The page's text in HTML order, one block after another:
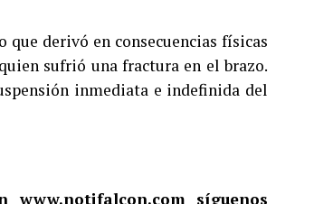
derivó en consecuencias físicas
sufrió una fractura en el brazo.
inmediata e indefinida del
www.notifalcon.com síguenos